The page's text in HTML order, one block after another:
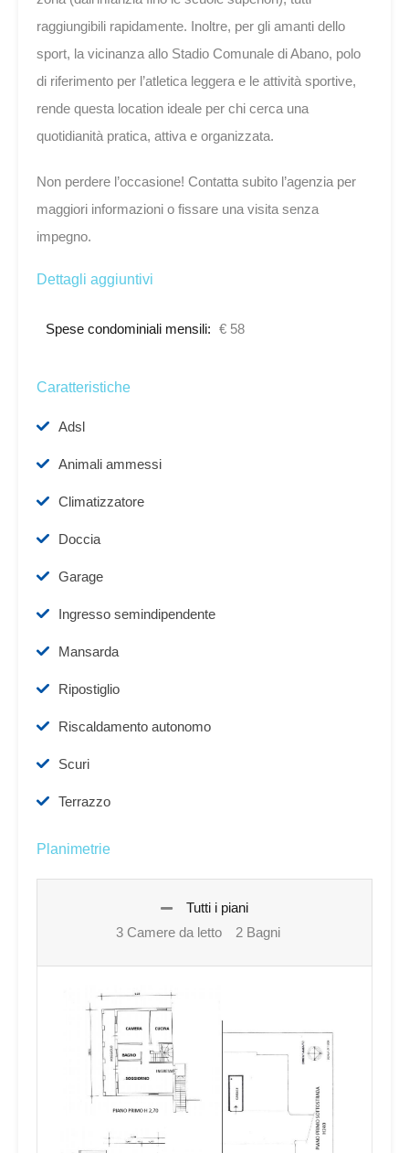
raggiungibili rapidamente. Inoltre, per gli amanti dello
sport, la vicinanza allo Stadio Comunale di Abano, polo
di riferimento per l’atletica leggera e le attività sportive,
rende questa location ideale per chi cerca una
quotidianità pratica, attiva e organizzata.
Non perdere l’occasione! Contatta subito l’agenzia per
maggiori informazioni o fissare una visita senza
impegno.
Dettagli aggiuntivi
Spese condominiali mensili: € 58
Caratteristiche
Adsl
Animali ammessi
Climatizzatore
Doccia
Garage
Ingresso semindipendente
Mansarda
Ripostiglio
Riscaldamento autonomo
Scuri
Terrazzo
Planimetrie
Tutti i piani
3 Camere da letto
2 Bagni